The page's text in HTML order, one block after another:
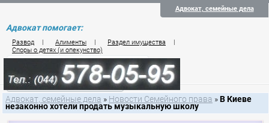
Адвокат, семейные дела
Адвокат помогает:
Развод | Алименты | Раздел имущества
|
Споры о детях (и опекунство)
Цены на услуги по семейному праву
Контакты семейного юриста
Адвокат, семейные дела » Новости Семейного права »В Киеве
незаконно хотели продать музыкальную школу